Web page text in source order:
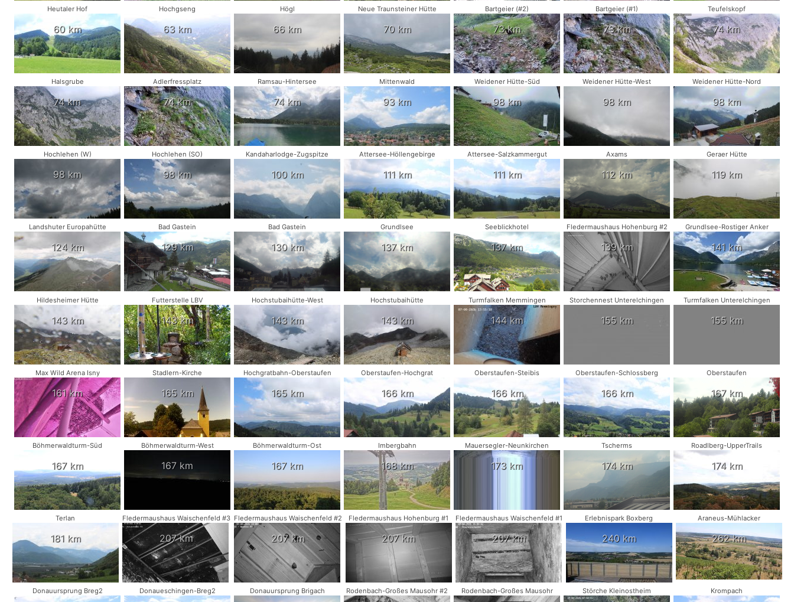
Heutaler Hof
60 km
Hochgseng
63 km
Högl
66 km
Neue Traunsteiner Hütte
70 km
Bartgeier (#2)
73 km
Bartgeier (#1)
73 km
Teufelskopf
74 km
Halsgrube
74 km
Adlerfressplatz
74 km
Ramsau-Hintersee
74 km
Mittenwald
93 km
Weidener Hütte-Süd
98 km
Weidener Hütte-West
98 km
Weidener Hütte-Nord
98 km
Hochlehen (W)
98 km
Hochlehen (SO)
98 km
Kandaharlodge-Zugspitze
100 km
Attersee-Höllengebirge
111 km
Attersee-Salzkammergut
111 km
Axams
112 km
Geraer Hütte
119 km
Landshuter Europahütte
124 km
Bad Gastein
129 km
Bad Gastein
130 km
Grundlsee
137 km
Seeblickhotel
137 km
Fledermaushaus Hohenburg #2
139 km
Grundlsee-Rostiger Anker
141 km
Hildesheimer Hütte
143 km
Futterstelle LBV
143 km
Hochstubaihütte-West
143 km
Hochstubaihütte
143 km
Turmfalken Memmingen
144 km
Storchennest Unterelchingen
155 km
Turmfalken Unterelchingen
155 km
Max Wild Arena Isny
161 km
Stadlern-Kirche
165 km
Hochgratbahn-Oberstaufen
165 km
Oberstaufen-Hochgrat
166 km
Oberstaufen-Steibis
166 km
Oberstaufen-Schlossberg
166 km
Oberstaufen
167 km
Böhmerwaldturm-Süd
167 km
Böhmerwaldturm-West
167 km
Böhmerwaldturm-Ost
167 km
Imbergbahn
168 km
Mauersegler-Neunkirchen
173 km
Tscherms
174 km
Roadlberg-UpperTrails
174 km
Terlan
181 km
Fledermaushaus Waischenfeld #3
207 km
Fledermaushaus Waischenfeld #2
207 km
Fledermaushaus Hohenburg #1
207 km
Fledermaushaus Waischenfeld #1
207 km
Erlebnispark Boxberg
240 km
Araneus-Mühlacker
262 km
Donauursprung Breg2 Donaueschingen-Breg2 Donauursprung Brigach Rodenbach-Großes Mausohr #2 Rodenbach-Großes Mausohr Störche Kleinostheim Krompach